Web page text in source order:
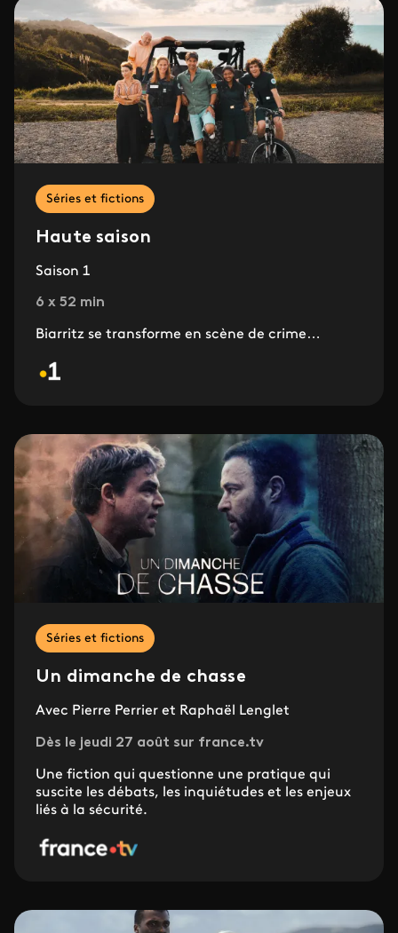
Séries et fictions
Haute saison
Saison 1
6 x 52 min
Biarritz se transforme en scène de crime…
Séries et fictions
Un dimanche de chasse
Avec Pierre Perrier et Raphaël Lenglet
Dès le jeudi 27 août sur france.tv
Une fiction qui questionne une pratique qui
suscite les débats, les inquiétudes et les enjeux
liés à la sécurité.